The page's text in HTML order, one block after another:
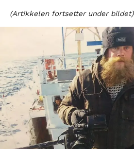
(Artikkelen fortsetter under bildet)